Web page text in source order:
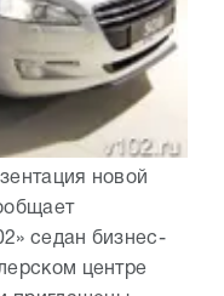
новой
седан бизнес-
центре